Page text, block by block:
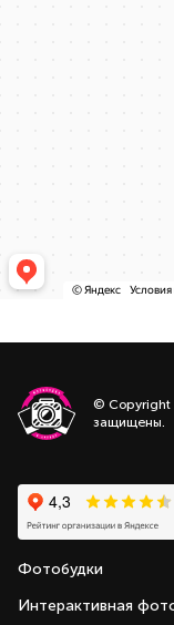
© Copyright
защищены.
Фотобудки
Интерактивная